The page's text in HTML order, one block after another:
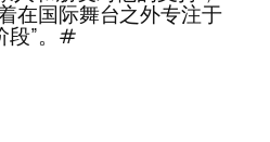
在国际舞台之外专注于
段”。#